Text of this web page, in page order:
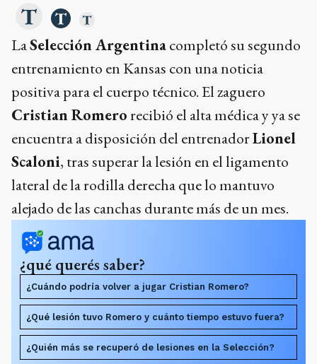
LaSelección Argentinacompletó su segundo
entrenamiento en Kansas con una noticia
positiva para el cuerpo técnico. El zaguero
Cristian Romerorecibió el alta médica y ya se
encuentra a disposición del entrenadorLionel
Scaloni, tras superar la lesión en el ligamento
lateral de la rodilla derecha que lo mantuvo
alejado de las canchas durante más de un mes.
¿qué querés saber?
¿Cuándo podría volver a jugar Cristian Romero?
¿Qué lesión tuvo Romero y cuánto tiempo estuvo fuera?
¿Quién más se recuperó de lesiones en la Selección?